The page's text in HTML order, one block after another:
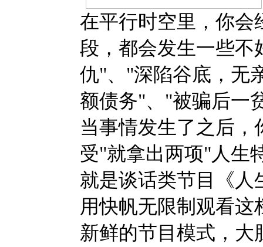
在平行时空里，你会
段，都会发生一些不
仇"、"深陷谷底，无
额债务"、"被骗后
当事情发生了之后
受"就拿出两项"人
就是谈话类节目《人
用快帆无限制观看
新鲜的节目模式，